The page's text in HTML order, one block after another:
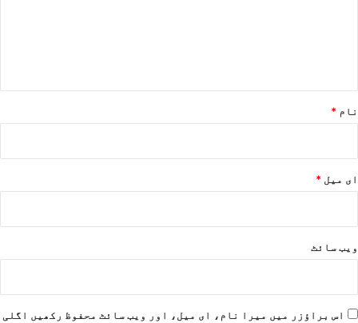
نام *
ای میل *
ویب‌ سائٹ
اس براؤزر میں میرا نام، ای میل، اور ویب سائٹ محفوظ رکھیں اگلی